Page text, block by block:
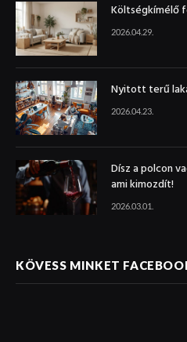
Költségkímélő
2026.04.29.
Nyitott terű
2026.04.23.
Dísz a polcon
ami kimozdít!
2026.03.01.
KÖVESS MINKET